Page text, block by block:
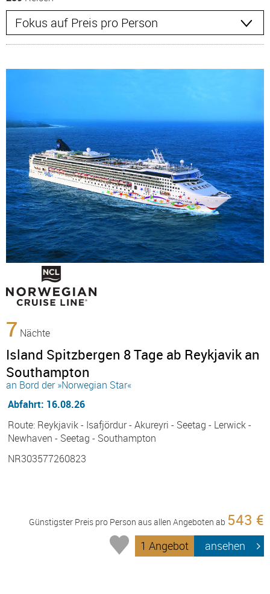
7 Nächte
Island Spitzbergen 8 Tage ab Reykjavik an
Southampton
an Bord der »Norwegian Star«
Abfahrt: 16.08.26
Route: Reykjavik - Isafjördur - Akureyri - Seetag - Lerwick -
Newhaven - Seetag - Southampton
NR303577260823
Günstigster Preis pro Person aus allen Angeboten ab 543 €
1 Angebot ansehen